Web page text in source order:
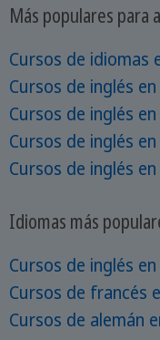
Más populares para
Cursos de idiomas
Cursos de inglés
Cursos de inglés
Cursos de inglés
Cursos de inglés
Idiomas más
Cursos de inglés
Cursos de francés
Cursos de alemán